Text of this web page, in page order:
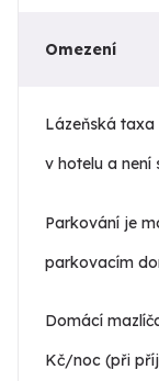
Omezení
Lázeňská
v hotelu a není
Parkování je
parkovacím
Domácí
Kč/noc (při